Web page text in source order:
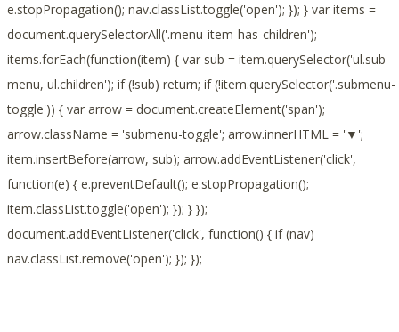
e.stopPropagation(); nav.classList.toggle('open'); }); } var items =
document.querySelectorAll('.menu-item-has-children');
items.forEach(function(item) { var sub = item.querySelector('ul.sub-
menu, ul.children'); if (!sub) return; if (!item.querySelector('.submenu-
toggle')) { var arrow = document.createElement('span');
arrow.className = 'submenu-toggle'; arrow.innerHTML = '▼';
item.insertBefore(arrow, sub); arrow.addEventListener('click',
function(e) { e.preventDefault(); e.stopPropagation();
item.classList.toggle('open'); }); } });
document.addEventListener('click', function() { if (nav)
nav.classList.remove('open'); }); });